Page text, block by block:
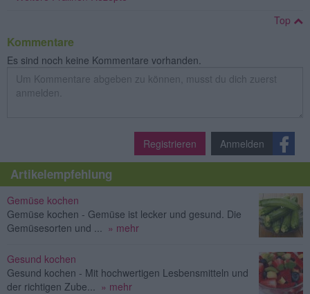
Top
Kommentare
Es sind noch keine Kommentare vorhanden.
Registrieren Anmelden
Artikelempfehlung
Gemüse kochen
Gemüse kochen - Gemüse ist lecker und gesund. Die
Gemüsesorten und ...
» mehr
Gesund kochen
Gesund kochen - Mit hochwertigen Lesbensmitteln und
der richtigen Zube...
» mehr